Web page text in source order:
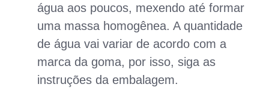
água aos poucos, mexendo até formar
uma massa homogênea. A quantidade
de água vai variar de acordo com a
marca da goma, por isso, siga as
instruções da embalagem.